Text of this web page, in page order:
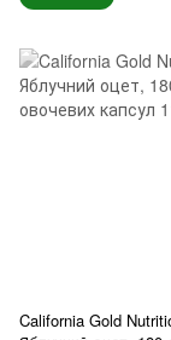
California Gold